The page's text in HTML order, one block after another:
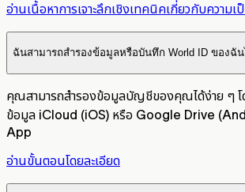
อ่านเนื้อหาการเจาะลึกเชิงเทคนิคเกี่ยวกับความเ
ฉันสามารถสำรองข้อมูลหรือบันทึก World ID ของฉัน
คุณสามารถสำรองข้อมูลบัญชีของคุณได้ง่าย ๆ โ
ข้อมูล iCloud (iOS) หรือ Google Drive
App
อ่านขั้นตอนโดยละเอียด